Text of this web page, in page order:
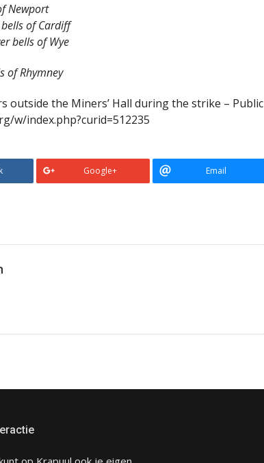
Newport
of Cardiff
bells of Wye
of Rhymney
outside the Miners’ Hall during the strike – Public
w/index.php?curid=512235
Google+ Email